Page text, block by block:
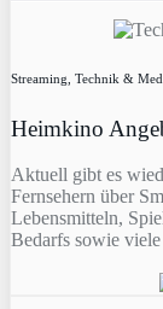
Streaming, Technik &
Heimkino
Aktuell gibt es
Fernsehern über
Lebensmitteln,
Bedarfs sowie